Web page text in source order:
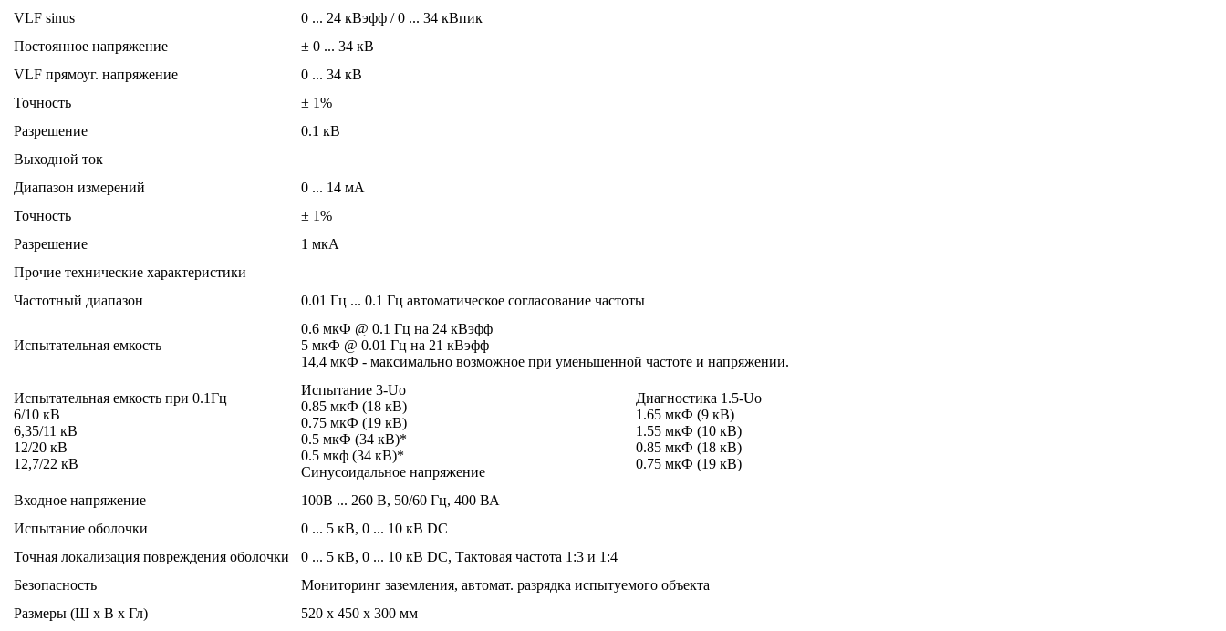
VLF sinus
0 ... 24 кВэфф / 0 ... 34 кВпик
Постоянное напряжение
± 0 ... 34 кВ
VLF прямоуг. напряжение
0 ... 34 кВ
Точность
± 1%
Разрешение
0.1 кВ
Выходной ток
Диапазон измерений
0 ... 14 мА
Точность
± 1%
Разрешение
1 мкА
Прочие технические характеристики
Частотный диапазон
0.01 Гц ... 0.1 Гц автоматическое согласование частоты
Испытательная емкость
0.6 мкФ @ 0.1 Гц на 24 кВэфф
5 мкФ @ 0.01 Гц на 21 кВэфф
14,4 мкФ - максимально возможное при уменьшенной частоте и напряжении.
Испытательная емкость при 0.1Гц
6/10 кВ
6,35/11 кВ
12/20 кВ
12,7/22 кВ
Испытание 3-Uo
0.85 мкФ (18 кВ)
0.75 мкФ (19 кВ)
0.5 мкФ (34 кВ)*
0.5 мкф (34 кВ)*
Синусоидальное напряжение
Диагностика 1.5-Uo
1.65 мкФ (9 кВ)
1.55 мкФ (10 кВ)
0.85 мкФ (18 кВ)
0.75 мкФ (19 кВ)
Входное напряжение
100В ... 260 В, 50/60 Гц, 400 ВА
Испытание оболочки
0 ... 5 кВ, 0 ... 10 кВ DC
Точная локализация повреждения оболочки
0 ... 5 кВ, 0 ... 10 кВ DC, Тактовая частота 1:3 и 1:4
Безопасность
Мониторинг заземления, автомат. разрядка испытуемого объекта
Размеры (Ш x В x Гл)
520 x 450 x 300 мм